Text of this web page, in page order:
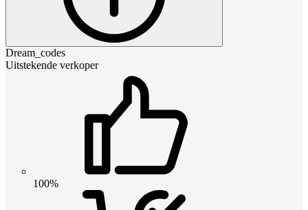
Dream_codes
Uitstekende verkoper
100%